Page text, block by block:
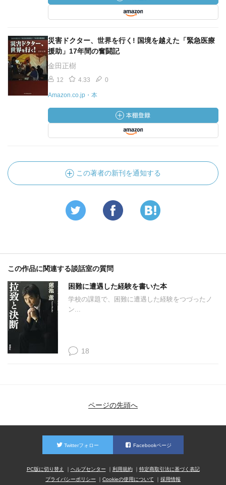
災害ドクター、世界を行く! 国境を越えた「緊急医療
援助」17年間の奮闘記
金田正樹
12 4.33 0
Amazon.co.jp・本
この著者の新刊を通知する
この作品に関連する談話室の質問
困難に遭遇した経験を書いた本
学校の課題で、困難に遭遇した経験をつづったノ
ン...
18
ページの先頭へ
Twitterフォロー Facebookページ
PC版に切り替え ヘルプセンター 利用規約
特定商取引法に基づく表記
プライバシーポリシー
Cookieの使用について 採用情報